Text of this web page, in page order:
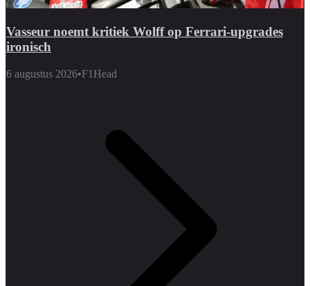
Vasseur noemt kritiek Wolff op Ferrari-upgrades
ironisch
6 augustus 2026•F1Head